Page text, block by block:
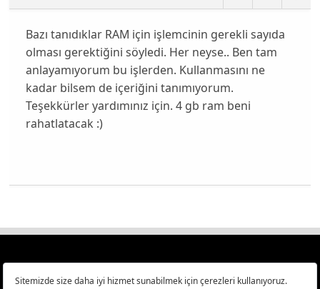
Bazı tanıdıklar RAM için işlemcinin gerekli sayıda
olması gerektiğini söyledi. Her neyse.. Ben tam
anlayamıyorum bu işlerden. Kullanmasını ne
kadar bilsem de içeriğini tanımıyorum.
Teşekkürler yardımınız için. 4 gb ram beni
rahatlatacak :)
Türkiye